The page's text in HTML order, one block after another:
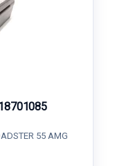
55 AMG